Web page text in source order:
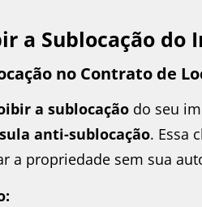
a Sublocação do
no Contrato de
a sublocação do seu
anti-sublocação. Essa
propriedade sem sua